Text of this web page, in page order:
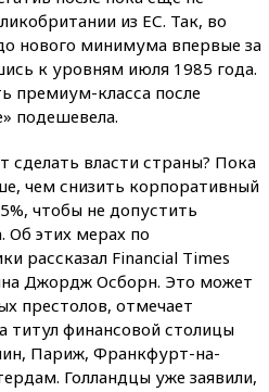
из ЕС. Так, во
нового минимума впервые за
к уровням июля 1985 года.
премиум-класса после
подешевела.
сделать власти страны? Пока
чем снизить корпоративный
чтобы не допустить
Об этих мерах по
рассказал Financial Times
Джордж Осборн. Это может
престолов, отмечает
титул финансовой столицы
Париж, Франкфурт-на-
Голландцы уже заявили,